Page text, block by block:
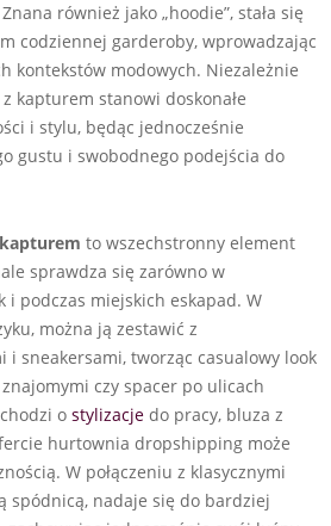
również jako „hoodie”, stała się
codziennej garderoby, wprowadzając
kontekstów modowych. Niezależnie
kapturem stanowi doskonałe
i stylu, będąc jednocześnie
gustu i swobodnego podejścia do
to wszechstronny element
sprawdza się zarówno w
i podczas miejskich eskapad. W
można ją zestawić z
i sneakersami, tworząc casualowy look
czy spacer po ulicach
o stylizacje do pracy, bluza z
hurtownia dropshipping może
W połączeniu z klasycznymi
spódnicą, nadaje się do bardziej